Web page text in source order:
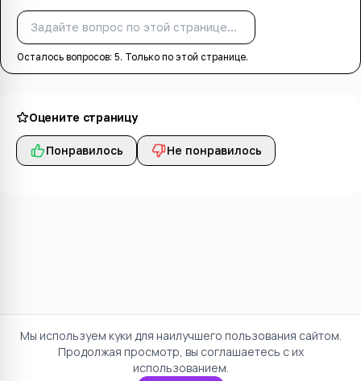
Осталось вопросов: 5. Только по этой странице.
Оцените страницу
Понравилось Не понравилось
Мы используем куки для наилучшего пользования сайтом.
Продолжая просмотр, вы соглашаетесь с их
использованием.